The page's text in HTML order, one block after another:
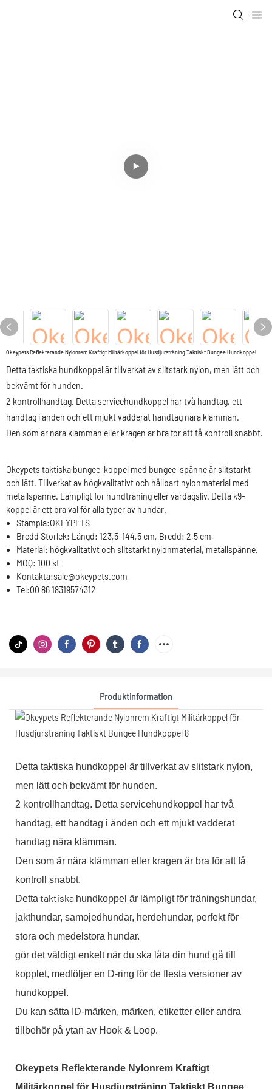
Okeypets Reflekterande Nylonrem Kraftigt Militärkoppel för Husdjursträning Taktiskt Bungee Hundkoppel
Detta taktiska hundkoppel är tillverkat av slitstark nylon, men lätt och
bekvämt för hunden.
2 kontrollhandtag. Detta servicehundkoppel har två handtag, ett
handtag i änden och ett mjukt vadderat handtag nära klämman.
Den som är nära klämman eller kragen är bra för att få kontroll snabbt.
Okeypets taktiska bungee-koppel med bungee-spänne är slitstarkt
och lätt. Tillverkat av högkvalitativt och hållbart nylonmaterial med
metallspänne. Lämpligt för hundträning eller vardagsliv. Detta k9-
koppel är ett bra val för alla typer av hundar.
Stämpla:OKEYPETS
Bredd Storlek: Längd: 123,5-144,5 cm, Bredd: 2,5 cm,
Material: högkvalitativt och slitstarkt nylonmaterial, metallspänne.
MOQ: 100 st
Kontakta:sale@okeypets.com
Tel:00 86 18319574312
Produktinformation
Detta taktiska hundkoppel är tillverkat av slitstark nylon,
men lätt och bekvämt för hunden.
2 kontrollhandtag. Detta servicehundkoppel har två
handtag, ett handtag i änden och ett mjukt vadderat
handtag nära klämman.
Den som är nära klämman eller kragen är bra för att få
kontroll snabbt.
Detta taktiska hundkoppel är lämpligt för träningshundar,
jakthundar, samojedhundar, herdehundar, perfekt för
stora och medelstora hundar.
gör det väldigt enkelt när du ska låta din hund gå till
kopplet, medföljer en D-ring för de flesta versioner av
hundkoppel.
Du kan sätta ID-märken, märken, etiketter eller andra
tillbehör på ytan av Hook & Loop.
Okeypets Reflekterande Nylonrem Kraftigt
Militärkoppel för Husdjursträning Taktiskt Bungee